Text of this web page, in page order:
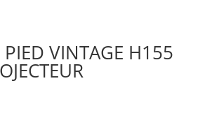
VINTAGE H155